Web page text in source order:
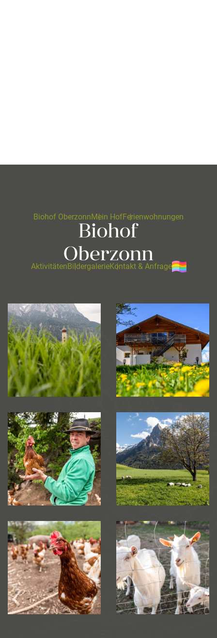
Biohof OberzonnMein HofFerienwohnungen
AktivitätenBildergalerieKontakt & Anfrage